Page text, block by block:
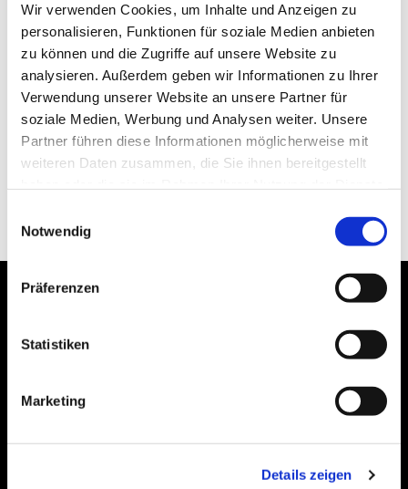
Wir verwenden Cookies, um Inhalte und Anzeigen zu
personalisieren, Funktionen für soziale Medien anbieten
zu können und die Zugriffe auf unsere Website zu
analysieren. Außerdem geben wir Informationen zu Ihrer
Verwendung unserer Website an unsere Partner für
soziale Medien, Werbung und Analysen weiter. Unsere
Partner führen diese Informationen möglicherweise mit
weiteren Daten zusammen, die Sie ihnen bereitgestellt
Notwendig
Präferenzen
Statistiken
Marketing
Details zeigen
Bitte akzeptieren Sie Marketing-Cookies,